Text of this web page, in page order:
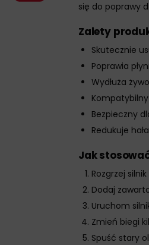
się do poprawy
Zalety
Skutecznie
Poprawia
Wydłuża
Bezpieczny
Redukuje
Jak
Rozgrzej
Dodaj
Uruchom
Zmień biegi
Spuść stary